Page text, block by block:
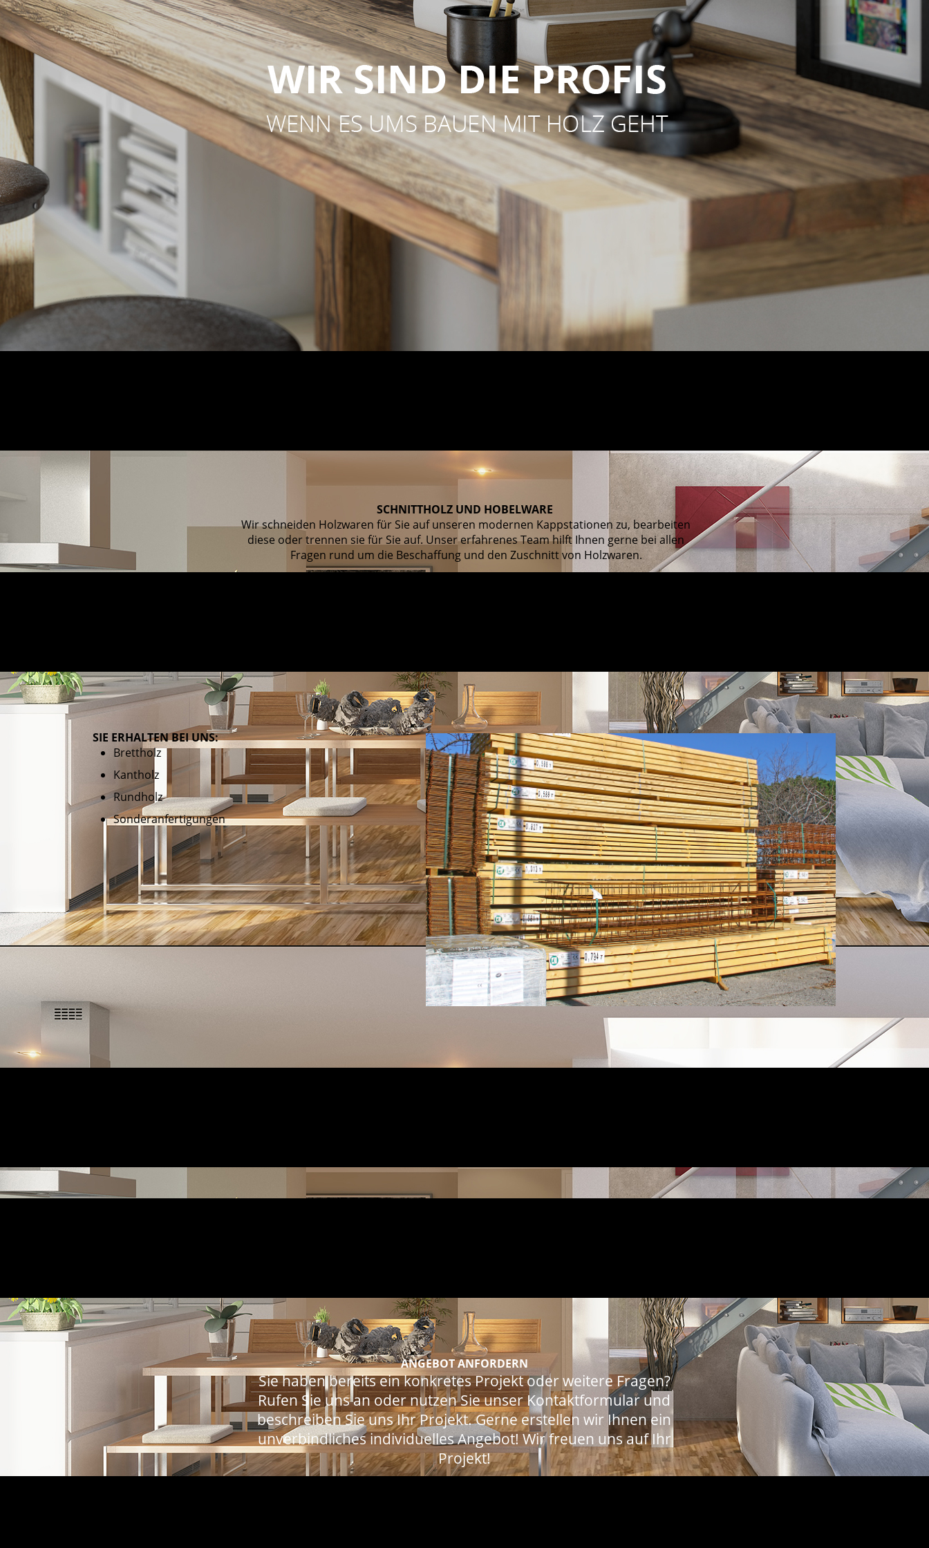
SCHNITT­HOLZ UND HOBEL­WARE
Wir schneiden Holzwaren für Sie auf unseren modernen Kappstationen zu, bearbeiten
diese oder trennen sie für Sie auf. Unser erfahrenes Team hilft Ihnen gerne bei allen
Fragen rund um die Beschaffung und den Zuschnitt von Holzwaren.
SIE ERHALTEN BEI UNS:
Brettholz
Kantholz
Rundholz
Sonderanfertigungen
ANGEBOT ANFORDERN
Sie haben bereits ein konkretes Projekt oder weitere Fragen?
Rufen Sie uns an oder nutzen Sie unserKontaktformularund
beschreiben Sie uns Ihr Projekt. Gerne erstellen wir Ihnen ein
unverbindliches individuelles Angebot!Wir freuen uns auf Ihr
Projekt!